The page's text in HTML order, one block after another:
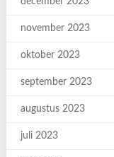
november 2023
oktober 2023
september 2023
augustus 2023
juli 2023